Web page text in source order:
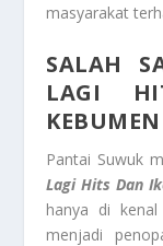
masyarakat
SALAH
LAGI
KEBUMEN
Pantai Suwuk
Lagi Hits Dan
hanya di
menjadi